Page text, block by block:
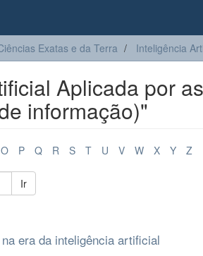
Exatas e da Terra Inteligência
Aplicada por
informação)"
O P Q R S T U V W X Y Z
Ir
era da inteligência artificial